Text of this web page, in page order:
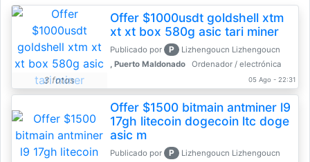
3 fotos
Offer $1000usdt goldshell xtm
xt xt box 580g asic tari miner
Publicado por P
Lizhengoucn Lizhengoucn
, Puerto Maldonado
Ordenador / electrónica
05 Ago - 22:31
Offer $1500 bitmain antminer l9
17gh litecoin dogecoin ltc doge
asic m
Publicado por P
Lizhengoucn Lizhengoucn